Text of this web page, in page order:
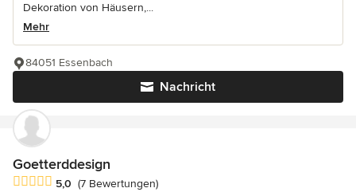
Dekoration von Häusern,...
Mehr
Nachricht
84051 Essenbach
Goetterddesign
Durchschnittliche Bewertung: 5 von 5 Sternen
5,0 (7 Bewertungen)